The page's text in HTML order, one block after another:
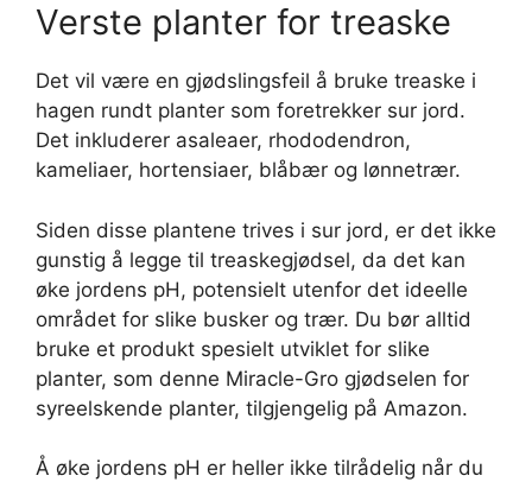
Verste planter for treaske
Det vil være en gjødslingsfeil å bruke treaske i
hagen rundt planter som foretrekker sur jord.
Det inkluderer asaleaer, rhododendron,
kameliaer, hortensiaer, blåbær og lønnetrær.
Siden disse plantene trives i sur jord, er det ikke
gunstig å legge til treaskegjødsel, da det kan
øke jordens pH, potensielt utenfor det ideelle
området for slike busker og trær. Du bør alltid
bruke et produkt spesielt utviklet for slike
planter, som denne Miracle-Gro gjødselen for
syreelskende planter, tilgjengelig på Amazon.
Å øke jordens pH er heller ikke tilrådelig når du